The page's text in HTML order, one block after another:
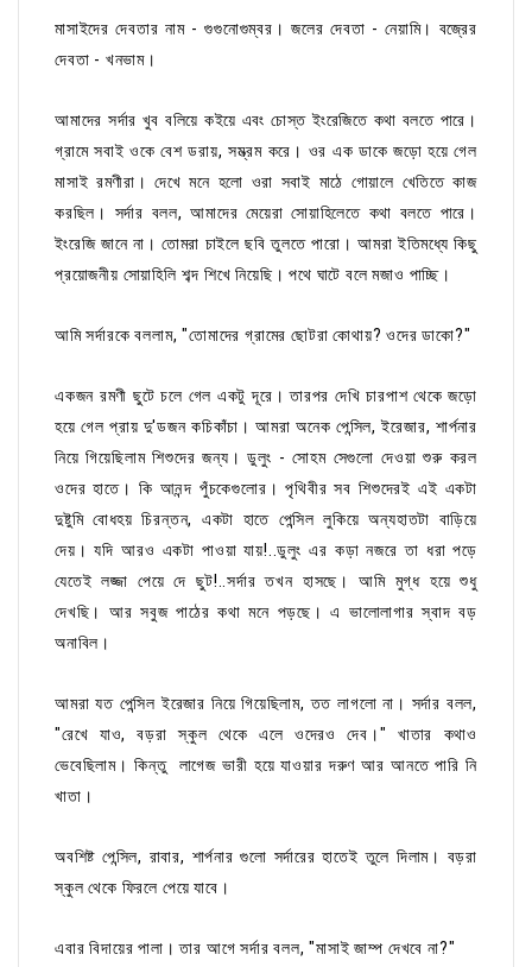
মাসাইদের দেবতার নাম - গুগুনোগুম্বর। জলের দেবতা - নেয়ামি। বজ্রের
দেবতা - খনভাম।
আমাদের সর্দার খুব বলিয়ে কইয়ে এবং চোস্ত ইংরেজিতে কথা বলতে পারে।
গ্রামে সবাই ওকে বেশ ডরায়, সম্ভ্রম করে। ওর এক ডাকে জড়ো হয়ে গেল
মাসাই রমণীরা। দেখে মনে হলো ওরা সবাই মাঠে গোয়ালে খেতিতে কাজ
করছিল। সর্দার বলল, আমাদের মেয়েরা সোয়াহিলেতে কথা বলতে পারে।
ইংরেজি জানে না। তোমরা চাইলে ছবি তুলতে পারো। আমরা ইতিমধ্যে কিছু
প্রয়োজনীয় সোয়াহিলি শব্দ শিখে নিয়েছি। পথে ঘাটে বলে মজাও পাচ্ছি।
আমি সর্দারকে বললাম, "তোমাদের গ্রামের ছোটরা কোথায়? ওদের ডাকো?"
একজন রমণী ছুটে চলে গেল একটু দূরে। তারপর দেখি চারপাশ থেকে জড়ো
হয়ে গেল প্রায় দু'ডজন কচিকাঁচা। আমরা অনেক পেন্সিল, ইরেজার, শার্পনার
নিয়ে গিয়েছিলাম শিশুদের জন্য। ডুলুং - সোহম সেগুলো দেওয়া শুরু করল
ওদের হাতে। কি আনন্দ পুঁচকেগুলোর। পৃথিবীর সব শিশুদেরই এই একটা
দুষ্টুমি বোধহয় চিরন্তন, একটা হাতে পেন্সিল লুকিয়ে অন্যহাতটা বাড়িয়ে
দেয়। যদি আরও একটা পাওয়া যায়!..ডুলুং এর কড়া নজরে তা ধরা পড়ে
যেতেই লজ্জা পেয়ে দে ছুট!..সর্দার তখন হাসছে। আমি মুগ্ধ হয়ে শুধু
দেখছি। আর সবুজ পাঠের কথা মনে পড়ছে। এ ভালোলাগার স্বাদ বড়
অনাবিল।
আমরা যত পেন্সিল ইরেজার নিয়ে গিয়েছিলাম, তত লাগলো না। সর্দার বলল,
"রেখে যাও, বড়রা স্কুল থেকে এলে ওদেরও দেব।" খাতার কথাও
ভেবেছিলাম। কিন্তু লাগেজ ভারী হয়ে যাওয়ার দরুণ আর আনতে পারি নি
খাতা।
অবশিষ্ট পেন্সিল, রাবার, শার্পনার গুলো সর্দারের হাতেই তুলে দিলাম। বড়রা
স্কুল থেকে ফিরলে পেয়ে যাবে।
এবার বিদায়ের পালা। তার আগে সর্দার বলল, "মাসাই জাম্প দেখবে না?"